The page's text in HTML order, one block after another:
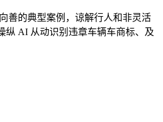
的典型案例，谅解行人和非灵活
纵 AI 从动识别违章车辆车商标、及